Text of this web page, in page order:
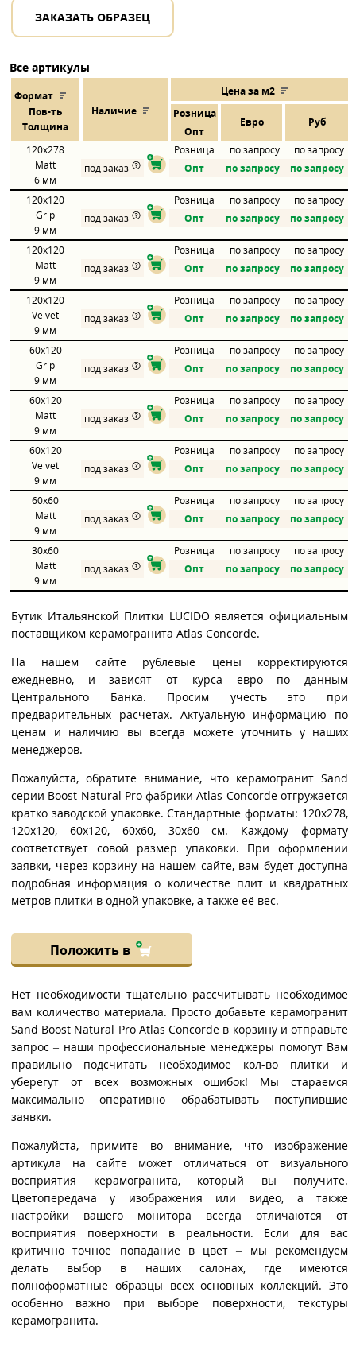
ЗАКАЗАТЬ ОБРАЗЕЦ
Все артикулы
Формат
Пов-ть
Толщина
Наличие
Цена за м2
Розница
Евро Руб
Опт
120x278
Matt
6 мм
Розница по запросу
по запросу
под заказ
Опт по запросу по запросу
120x120
Grip
9 мм
Розница по запросу
по запросу
под заказ
Опт по запросу по запросу
120x120
Matt
9 мм
Розница по запросу
по запросу
под заказ
Опт по запросу по запросу
120x120
Velvet
9 мм
Розница по запросу
по запросу
под заказ
Опт по запросу по запросу
60x120
Grip
9 мм
Розница по запросу
по запросу
под заказ
Опт по запросу по запросу
60x120
Matt
9 мм
Розница по запросу
по запросу
под заказ
Опт по запросу по запросу
60x120
Velvet
9 мм
Розница по запросу
по запросу
под заказ
Опт по запросу по запросу
60x60
Matt
9 мм
Розница по запросу
по запросу
под заказ
Опт по запросу по запросу
30x60
Matt
9 мм
Розница по запросу
по запросу
под заказ
Опт по запросу по запросу
Бутик Итальянской Плитки LUCIDO является официальным
поставщиком керамогранита Atlas Concorde.
На нашем сайте рублевые цены корректируются
ежедневно, и зависят от курса евро по данным
Центрального Банка. Просим учесть это при
предварительных расчетах. Актуальную информацию по
ценам и наличию вы всегда можете уточнить у наших
менеджеров.
Пожалуйста, обратите внимание, что керамогранит Sand
серии Boost Natural Pro фабрики Atlas Concorde отгружается
кратко заводской упаковке. Стандартные форматы: 120x278,
120x120, 60x120, 60x60, 30x60 см. Каждому формату
соответствует совой размер упаковки. При оформлении
заявки, через корзину на нашем сайте, вам будет доступна
подробная информация о количестве плит и квадратных
метров плитки в одной упаковке, а также её вес.
Положить в
Нет необходимости тщательно рассчитывать необходимое
вам количество материала. Просто добавьте керамогранит
Sand Boost Natural Pro Atlas Concorde в корзину и отправьте
запрос – наши профессиональные менеджеры помогут Вам
правильно подсчитать необходимое кол-во плитки и
уберегут от всех возможных ошибок! Мы стараемся
максимально оперативно обрабатывать поступившие
заявки.
Пожалуйста, примите во внимание, что изображение
артикула на сайте может отличаться от визуального
восприятия керамогранита, который вы получите.
Цветопередача у изображения или видео, а также
настройки вашего монитора всегда отличаются от
восприятия поверхности в реальности. Если для вас
критично точное попадание в цвет – мы рекомендуем
делать выбор в наших салонах, где имеются
полноформатные образцы всех основных коллекций. Это
особенно важно при выборе поверхности, текстуры
керамогранита.